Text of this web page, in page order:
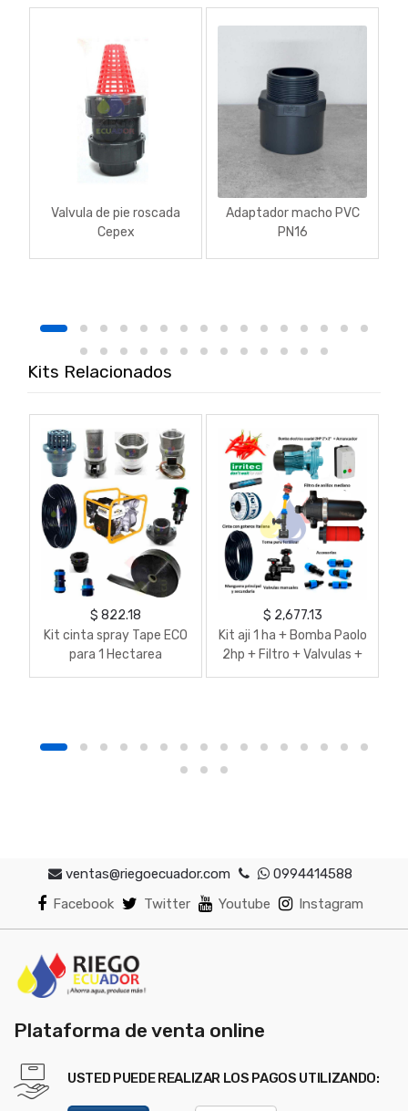
Valvula de pie roscada
Cepex
Adaptador macho PVC
PN16
Kits Relacionados
$ 822.18
Kit cinta spray Tape ECO
para 1 Hectarea
$ 2,677.13
Kit aji 1 ha + Bomba Paolo
2hp + Filtro + Valvulas +
Cinta
ventas@riegoecuador.com
0994414588
Facebook
Twitter Youtube Instagram
Plataforma de venta online
USTED PUEDE REALIZAR LOS PAGOS UTILIZANDO: